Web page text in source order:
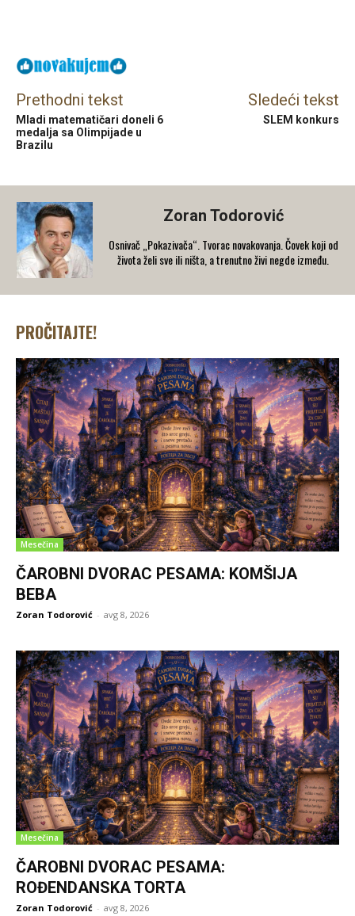
Prethodni tekst
Mladi matematičari doneli 6
medalja sa Olimpijade u
Brazilu
Sledeći tekst
SLEM konkurs
Zoran Todorović
Osnivač „Pokazivača“. Tvorac novakovanja. Čovek koji od
života želi sve ili ništa, a trenutno živi negde između.
PROČITAJTE!
Mesečina
ČAROBNI DVORAC PESAMA: KOMŠIJA
BEBA
Zoran Todorović - avg 8, 2026
Mesečina
ČAROBNI DVORAC PESAMA:
ROĐENDANSKA TORTA
Zoran Todorović - avg 8, 2026